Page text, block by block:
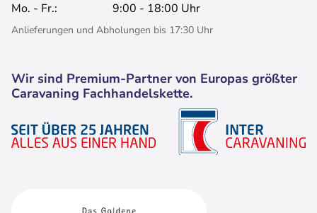
Anlieferungen und Abholungen bis 17:30 Uhr
Mo. - Fr.: 9:00 - 18:00 Uhr
Wir sind Premium-Partner von Europas größter
Caravaning Fachhandelskette.